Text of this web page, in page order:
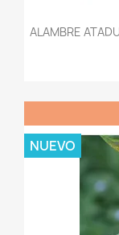
ALAMBRE
NUEVO